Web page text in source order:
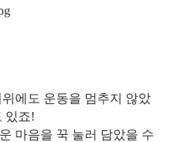
에도 운동을 멈추지 않았
있죠!
마음을 꾹 눌러 담았을 수